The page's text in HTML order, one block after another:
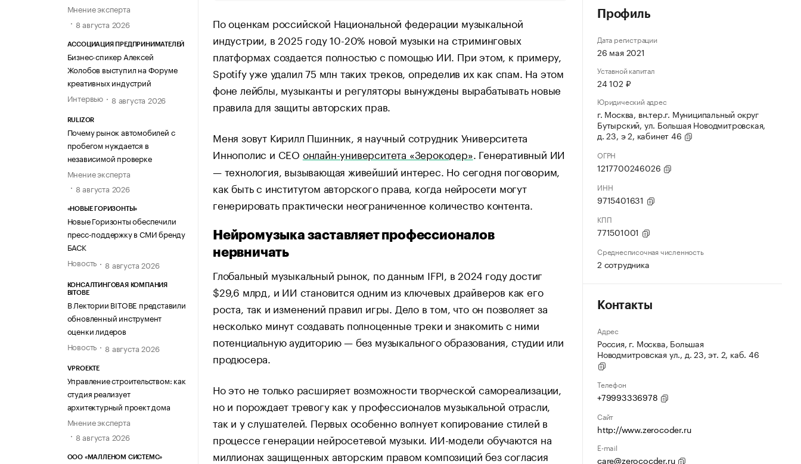
Мнение эксперта
8 августа 2026
АССОЦИАЦИЯ ПРЕДПРИНИМАТЕЛЕЙ
Бизнес-спикер Алексей
Жолобов выступил на Форуме
креативных индустрий
Интервью
8 августа 2026
RULIZOR
Почему рынок автомобилей с
пробегом нуждается в
независимой проверке
Мнение эксперта
8 августа 2026
«НОВЫЕ ГОРИЗОНТЫ»
Новые Горизонты обеспечили
пресс-поддержку в СМИ бренду
БАСК
Новость
8 августа 2026
КОНСАЛТИНГОВАЯ КОМПАНИЯ
BITOBE
В Лектории BITOBE представили
обновленный инструмент
оценки лидеров
Новость
8 августа 2026
VPROEKTE
Управление строительством: как
студия реализует
архитектурный проект дома
Мнение эксперта
8 августа 2026
ООО «МАЛЛЕНОМ СИСТЕМС»
По оценкам российской Национальной федерации музыкальной
индустрии, в 2025 году 10-20% новой музыки на стриминговых
платформах создается полностью с помощью ИИ. При этом, к примеру,
Spotify уже удалил 75 млн таких треков, определив их как спам. На этом
фоне лейблы, музыканты и регуляторы вынуждены вырабатывать новые
правила для защиты авторских прав.
Меня зовут Кирилл Пшинник, я научный сотрудник Университета
Иннополис и CEO онлайн-университета «Зерокодер» . Генеративный ИИ
— технология, вызывающая живейший интерес. Но сегодня поговорим,
как быть с институтом авторского права, когда нейросети могут
генерировать практически неограниченное количество контента.
Нейромузыка заставляет профессионалов
нервничать
Глобальный музыкальный рынок, по данным IFPI, в 2024 году достиг
$29,6 млрд, и ИИ становится одним из ключевых драйверов как его
роста, так и изменений правил игры. Дело в том, что он позволяет за
несколько минут создавать полноценные треки и знакомить с ними
потенциальную аудиторию — без музыкального образования, студии или
продюсера.
Но это не только расширяет возможности творческой самореализации,
но и порождает тревогу как у профессионалов музыкальной отрасли,
так и у слушателей. Первых особенно волнует копирование стилей в
процессе генерации нейросетевой музыки. ИИ-модели обучаются на
миллионах защищенных авторским правом композиций без согласия
Профиль
Дата регистрации
26 мая 2021
Уставной капитал
24 102 ₽
Юридический адрес
г. Москва, вн.тер.г. Муниципальный округ
Бутырский, ул. Большая Новодмитровская,
д. 23, э 2, кабинет 46
ОГРН
1217700246026
ИНН
9715401631
КПП
771501001
Среднесписочная численность
2 сотрудника
Контакты
Адрес
Россия, г. Москва, Большая
Новодмитровская ул., д. 23, эт. 2, каб. 46
Телефон
+79993336978
Сайт
http://www.zerocoder.ru
E-mail
care@zerococder.ru